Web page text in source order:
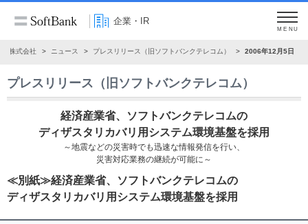
企業・IR
MENU
ク株式会社 ニュース プレスリリース（旧ソフトバンクテレコム） 2006年12月5日
プレスリリース（旧ソフトバンクテレコム）
経済産業省、ソフトバンクテレコムの
ディザスタリカバリ用システム環境基盤を採用
～地震などの災害時でも迅速な情報発信を行い、
災害対応業務の継続が可能に～
≪別紙≫経済産業省、ソフトバンクテレコムの
ディザスタリカバリ用システム環境基盤を採用